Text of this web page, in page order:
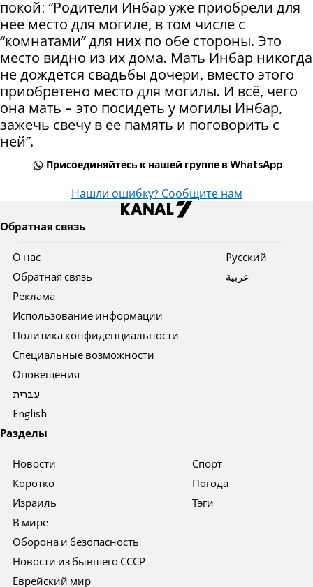
покой: “Родители Инбар уже приобрели для
нее место для могиле, в том числе с
“комнатами” для них по обе стороны. Это
место видно из их дома. Мать Инбар никогда
не дождется свадьбы дочери, вместо этого
приобретено место для могилы. И всё, чего
она мать - это посидеть у могилы Инбар,
зажечь свечу в ее память и поговорить с
ней”.
Присоединяйтесь к нашей группе в WhatsApp
Нашли ошибку? Сообщите нам
Обратная связь
О нас
Обратная связь
Реклама
Использование информации
Политика конфиденциальности
Специальные возможности
Оповещения
עברית
English
Pусский
عربية
Разделы
Новости
Коротко
Израиль
В мире
Оборона и безопасность
Новости из бывшего СССР
Еврейский мир
Спорт
Погода
Тэги